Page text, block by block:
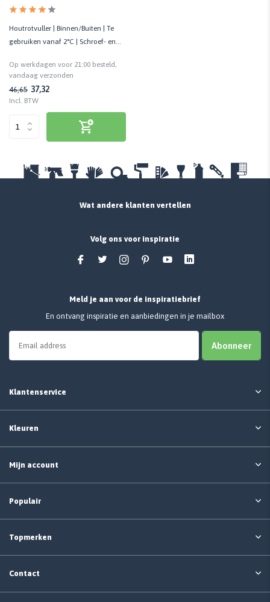
Houtrotvuller | Binnen/Buiten | Te
gebruiken vanaf 2°C | Schroef- en
Op werkdagen voor 21:00 besteld,
vandaag verzonden
46,65 37,32
Incl. BTW
Wat andere klanten vertellen
Volg ons voor inspiratie
Meld je aan voor de inspiratiebrief
En ontvang inspiratie en aanbiedingen in je mailbox
Abonneer
Klantenservice
Kleuren
Mijn account
Populair
Topmerken
Contact